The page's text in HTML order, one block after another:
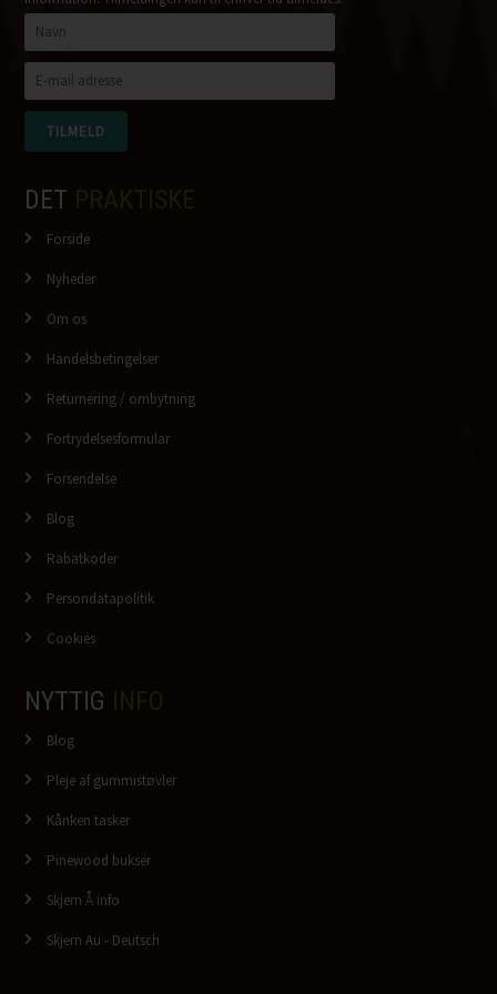
DET
Forside
Nyheder
Om os
Handelsbetingelser
Returnering / ombytning
Fortrydelsesformular
Forsendelse
Blog
Rabatkoder
Persondatapolitik
Cookies
NYTTIG
Blog
Pleje af gummistøvler
Kånken tasker
Pinewood bukser
Skjern Å info
Skjern Au - Deutsch